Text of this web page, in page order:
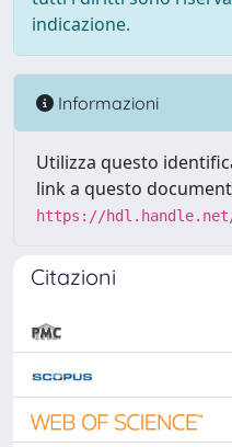
indicazione.
Informazioni
Utilizza questo
link a questo
https://hdl.handle.net/
Citazioni